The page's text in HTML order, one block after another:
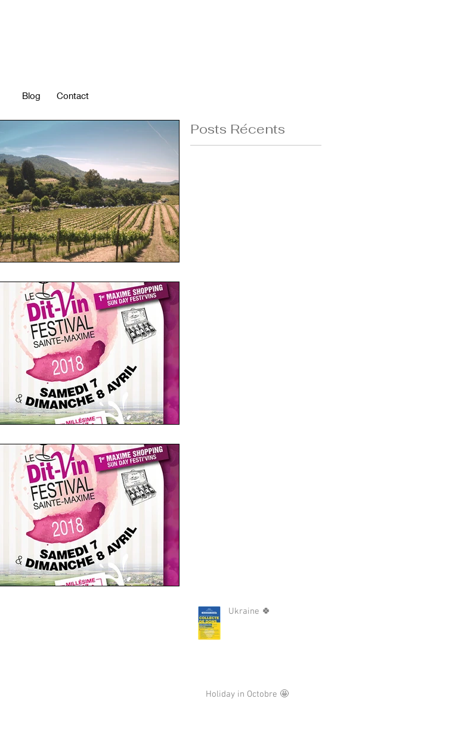
Blog Contact
Posts Récents
Ukraine 🍀
Holiday in Octobre 🤩